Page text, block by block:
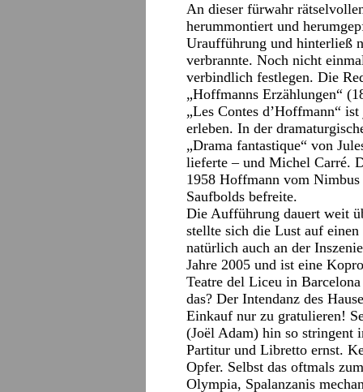
An dieser fürwahr
herummontiert und
Uraufführung und hinterließ
verbrannte. Noch nicht
verbindlich festlegen. Die
„Hoffmanns Erzählungen“
„Les Contes d’Hoffmann“
erleben. In der
„Drama fantastique“ von
lieferte – und Michel Carré.
1958 Hoffmann vom Nimbus
Saufbolds befreite.
Die Aufführung dauert weit
stellte sich die Lust auf
natürlich auch an der
Jahre 2005 und ist eine
Teatre del Liceu in
das? Der Intendanz des
Einkauf nur zu gratulieren!
(Joël Adam) hin so stringent
Partitur und Libretto ernst.
Opfer. Selbst das oftmals
Olympia, Spalanzanis